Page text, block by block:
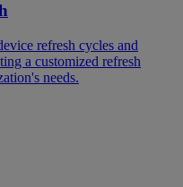
refresh cycles and
a customized refresh
needs.